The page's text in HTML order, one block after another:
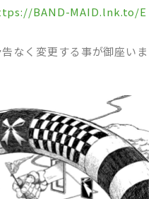
BAND-MAID.lnk.to/E
なく変更する事が御座いま